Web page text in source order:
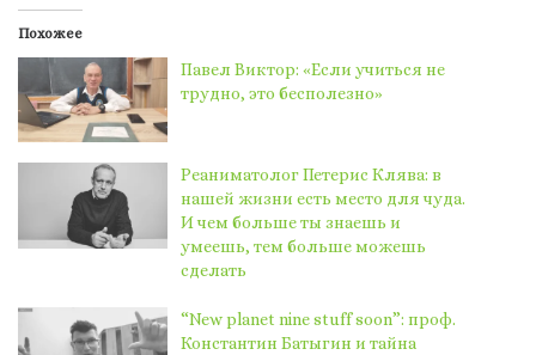
Похожее
Павел Виктор: «Если учиться не
трудно, это бесполезно»
Реаниматолог Петерис Клява: в
нашей жизни есть место для чуда.
И чем больше ты знаешь и
умеешь, тем больше можешь
сделать
“New planet nine stuff soon”: проф.
Константин Батыгин и тайна